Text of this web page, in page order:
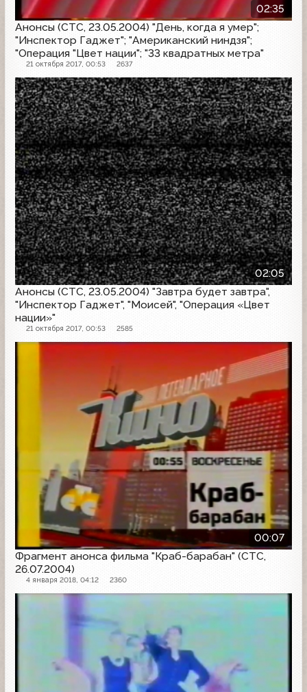
02:35
Анонсы (СТС, 23.05.2004) "День, когда я умер";
"Инспектор Гаджет"; "Американский ниндзя";
"Операция "Цвет нации"; "33 квадратных метра"
21 октября 2017, 00:53 2637
02:05
Анонсы (СТС, 23.05.2004) "Завтра будет завтра",
"Инспектор Гаджет", "Моисей", "Операция «Цвет
нации»"
21 октября 2017, 00:53 2585
Анонс
00:07
Фрагмент анонса фильма "Краб-барабан" (СТС,
26.07.2004)
4 января 2018, 04:12 2360